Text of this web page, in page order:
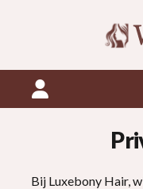
Bij Luxebony Hair,